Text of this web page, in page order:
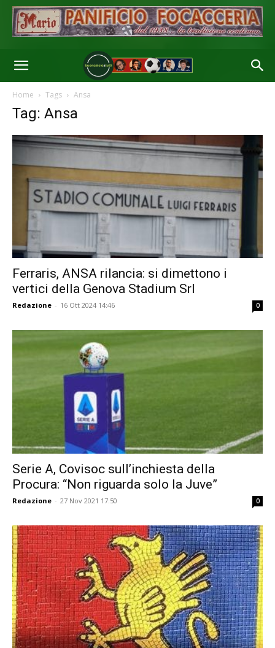
Home Tags Ansa
Tag: Ansa
Ferraris, ANSA rilancia: si dimettono i
vertici della Genova Stadium Srl
Redazione - 16 Ott 2024 14:46 0
Serie A, Covisoc sull’inchiesta della
Procura: “Non riguarda solo la Juve”
Redazione - 27 Nov 2021 17:50 0